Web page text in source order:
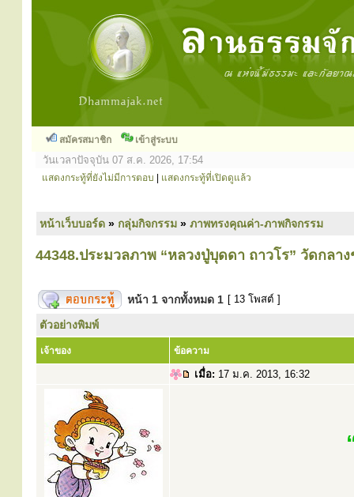
สมัครสมาชิก เข้าสู่ระบบ
วันเวลาปัจจุบัน 07 ส.ค. 2026, 17:54
แสดงกระทู้ที่ยังไม่มีการตอบ แสดงกระทู้ที่เปิดดูแล้ว
หน้าเว็บบอร์ด » กลุ่มกิจกรรม » ภาพทรงคุณค่า-ภาพกิจกรรม
44348.ประมวลภาพ “หลวงปู่บุดดา ถาวโร” วัดกลา
หน้า 1 จากทั้งหมด 1 [ 13 โพสต์ ]
ตัวอย่างพิมพ์
เจ้าของ ข้อความ
เมื่อ: 17 ม.ค. 2013, 16:32